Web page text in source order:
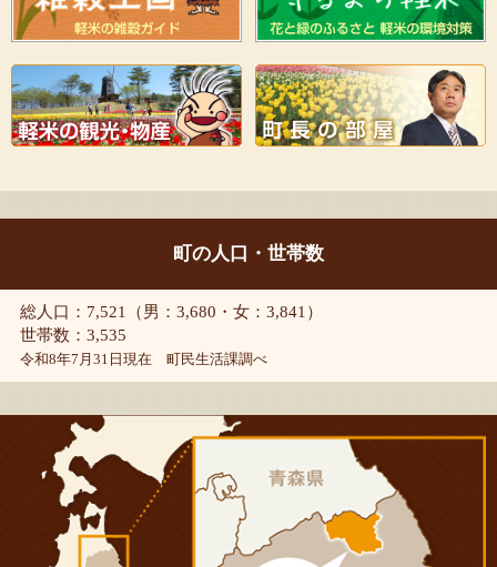
町の人口・世帯数
総人口：7,521（男：3,680・女：3,841）
世帯数：3,535
令和8年7月31日現在 町民生活課調べ